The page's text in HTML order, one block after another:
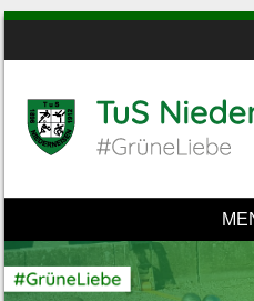
Skip to content